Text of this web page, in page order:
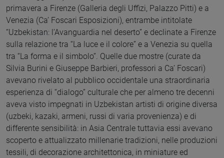
primavera a Firenze (Galleria degli Uffizi, Palazzo Pitti) e a
Venezia (Ca’ Foscari Esposizioni), entrambe intitolate
“Uzbekistan: l’Avanguardia nel deserto” e declinate a Firenze
sulla relazione tra “La luce e il colore” e a Venezia su quella
tra “La forma e il simbolo”. Quelle due mostre (curate da
Silvia Burini e Giuseppe Barbieri, professori a Ca’ Foscari)
avevano rivelato al pubblico occidentale una straordinaria
esperienza di “dialogo” culturale che per almeno tre decenni
aveva visto impegnati in Uzbekistan artisti di origine diversa
(uzbeki, kazaki, armeni, russi di varia provenienza) e di
differente sensibilità: in Asia Centrale tuttavia essi avevano
scoperto e attualizzato millenarie tradizioni, nelle produzioni
tessili, di decorazione architettonica, in miniature ed